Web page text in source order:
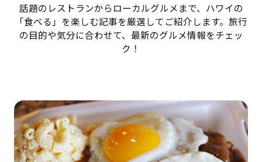
話題のレストランからローカルグルメまで、ハワイの
「食べる」を楽しむ記事を厳選してご紹介します。旅行
の目的や気分に合わせて、最新のグルメ情報をチェッ
ク！